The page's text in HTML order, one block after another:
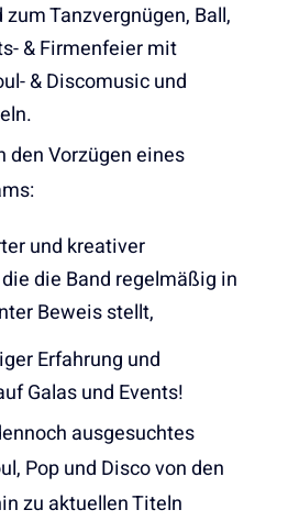
Tanzvergnügen, Ball,
& Firmenfeier mit
& Discomusic und
den Vorzügen eines
und kreativer
die Band regelmäßig in
Beweis stellt,
Erfahrung und
Galas und Events!
ausgesuchtes
Pop und Disco von den
zu aktuellen Titeln